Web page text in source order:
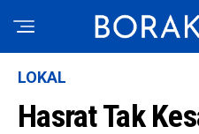
LOKAL
Hasrat Tak